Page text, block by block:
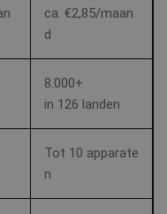
ca. €2,85/maan
d
8.000+
in 126 landen
Tot 10 apparate
n